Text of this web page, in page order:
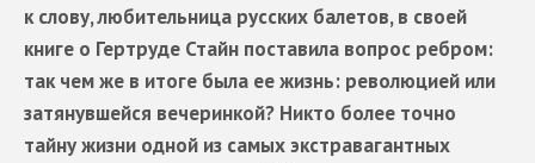
к слову, любительница русских балетов, в своей
книге о Гертруде Стайн поставила вопрос ребром:
так чем же в итоге была ее жизнь: революцией или
затянувшейся вечеринкой? Никто более точно
тайну жизни одной из самых экстравагантных